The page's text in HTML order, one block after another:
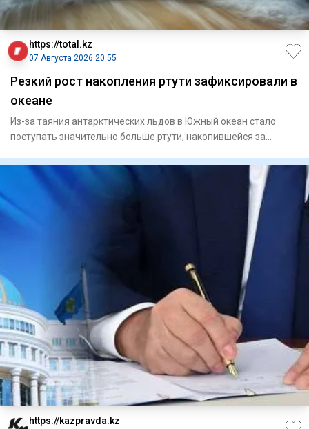
https://total.kz
07 Августа 2026 20:55
Резкий рост накопления ртути зафиксировали в
океане
Из-за таяния антарктических льдов в Южный океан стало
поступать значительно больше ртути, накопившейся за
https://kazpravda.kz